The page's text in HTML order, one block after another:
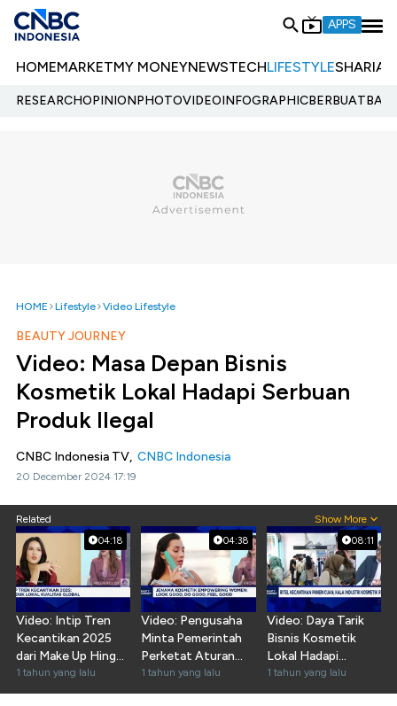
APPS
HOMEMARKETMY MONEYNEWSTECHLIFESTYLESHARIA
RESEARCHOPINIONPHOTOVIDEOINFOGRAPHIC
HOME Lifestyle Video Lifestyle
BEAUTY JOURNEY
Video: Masa Depan Bisnis
Kosmetik Lokal Hadapi Serbuan
Produk Ilegal
CNBC Indonesia TV, CNBC Indonesia
20 December 2024 17:19
Related Show More
04:18
Video: Intip Tren
Kecantikan 2025
dari Make Up Hingga
Skin Care
1 tahun yang lalu
04:38
Video: Pengusaha
Minta Pemerintah
Perketat Aturan
Bisnis Kecantikan
1 tahun yang lalu
08:11
Video: Daya Tarik
Bisnis Kosmetik
Lokal Hadapi
Tantangan Bisnis
2025
1 tahun yang lalu